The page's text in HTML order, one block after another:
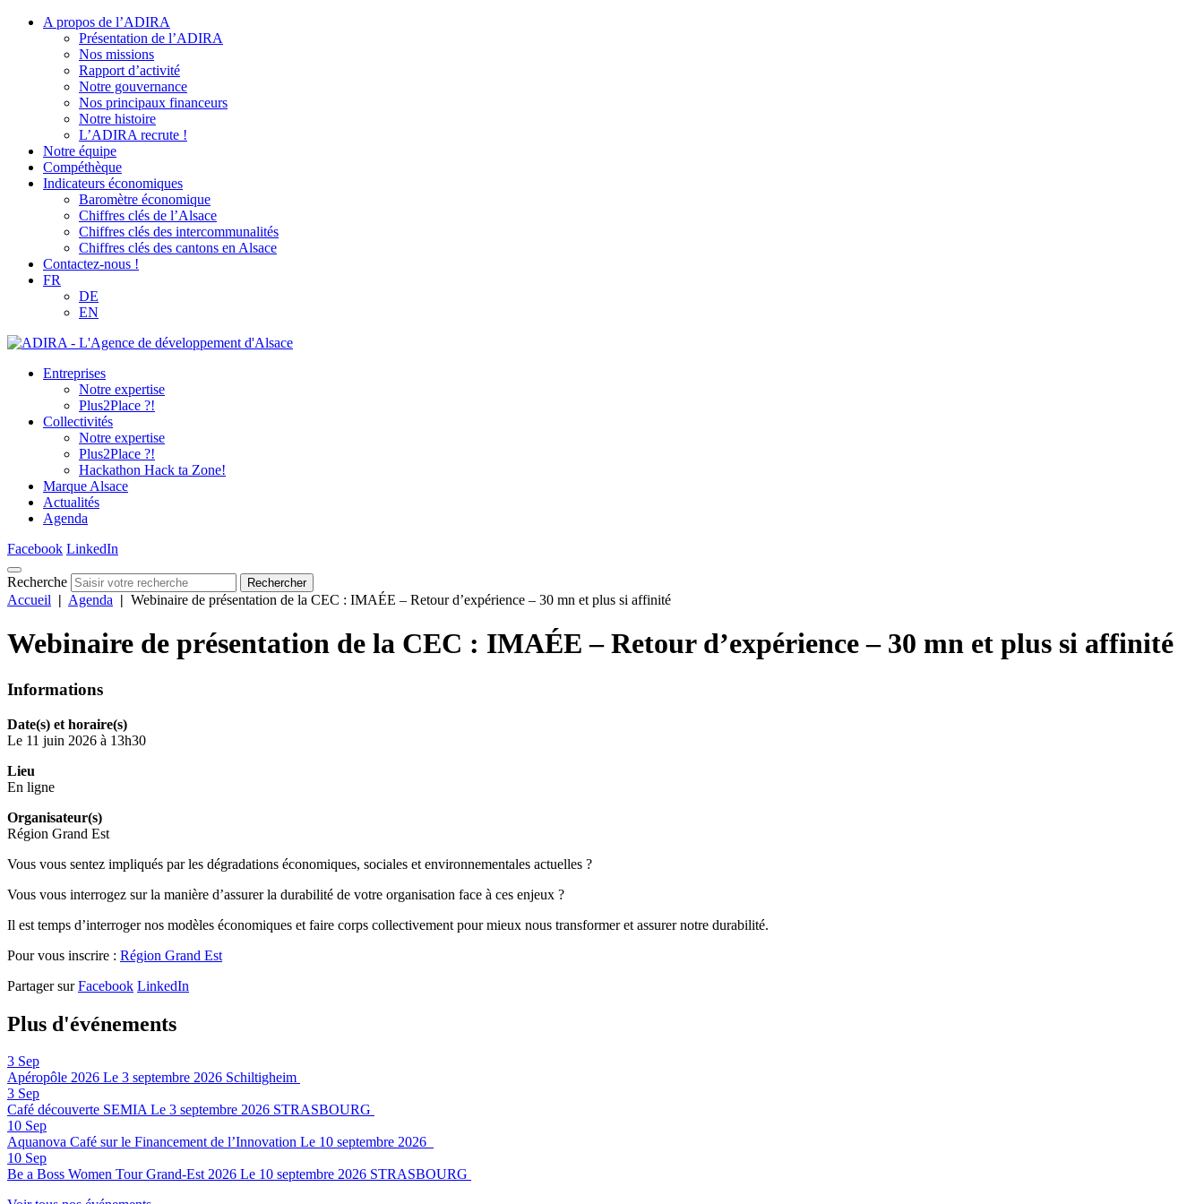
A propos de l’ADIRA
Présentation de l’ADIRA
Nos missions
Rapport d’activité
Notre gouvernance
Nos principaux financeurs
Notre histoire
L’ADIRA recrute !
Notre équipe
Compéthèque
Indicateurs économiques
Baromètre économique
Chiffres clés de l’Alsace
Chiffres clés des intercommunalités
Chiffres clés des cantons en Alsace
Contactez-nous !
FR
DE
EN
Entreprises
Notre expertise
Plus2Place ?!
Collectivités
Notre expertise
Plus2Place ?!
Hackathon Hack ta Zone!
Marque Alsace
Actualités
Agenda
Facebook LinkedIn
Recherche Rechercher
Accueil | Agenda | Webinaire de présentation de la CEC : IMAÉE – Retour d’expérience – 30 mn et plus si affinité
Webinaire de présentation de la CEC : IMAÉE – Retour d’expérience – 30 mn et plus si affinité
Informations
Date(s) et horaire(s)
Le 11 juin 2026 à 13h30
Lieu
En ligne
Organisateur(s)
Région Grand Est
Vous vous sentez impliqués par les dégradations économiques, sociales et environnementales actuelles ?
Vous vous interrogez sur la manière d’assurer la durabilité de votre organisation face à ces enjeux ?
Il est temps d’interroger nos modèles économiques et faire corps collectivement pour mieux nous transformer et assurer notre durabilité.
Pour vous inscrire : Région Grand Est
Partager sur Facebook LinkedIn
Plus d'événements
3 Sep
Apéropôle 2026 Le 3 septembre 2026 Schiltigheim
3 Sep
Café découverte SEMIALe 3 septembre 2026 STRASBOURG
10 Sep
Aquanova Café sur le Financement de l’Innovation Le 10 septembre 2026
10 Sep
Be a Boss Women Tour Grand-Est 2026 Le 10 septembre 2026 STRASBOURG